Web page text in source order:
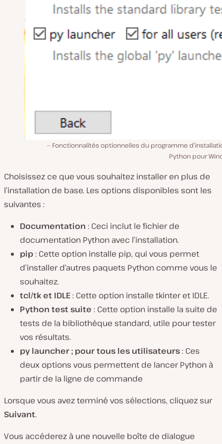
Fonctionnalités optionnelles du programme
Python pour
Choisissez ce que vous souhaitez installer en plus de
l’installation de base. Les options disponibles sont les
suivantes :
Documentation : Ceci inclut le fichier de
documentation Python avec l’installation.
pip: Cette option installe pip, qui vous permet
d’installer d’autres paquets Python comme vous le
souhaitez.
tcl/tk et IDLE: Cette option installe tkinter et IDLE.
Python test suite : Cette option installe la suite de
tests de la bibliothèque standard, utile pour tester
vos résultats.
py launcher ; pour tous les utilisateurs: Ces
deux options vous permettent de lancer Python à
partir de la ligne de commande
Lorsque vous avez terminé vos sélections, cliquez sur
Suivant.
Vous accéderez à une nouvelle boîte de dialogue